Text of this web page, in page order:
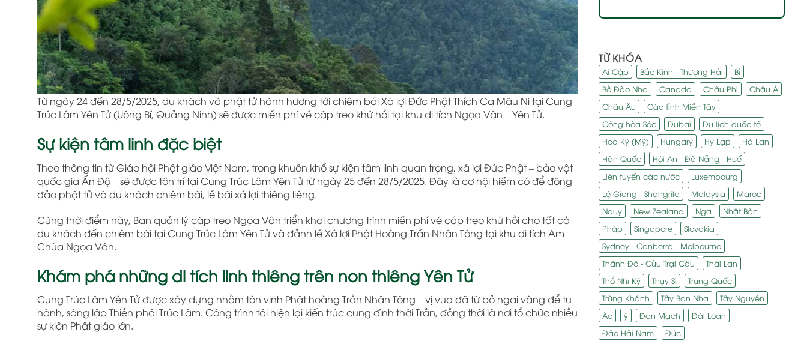
Từ ngày 24 đến 28/5/2025, du khách và phật tử hành hương tới chiêm bái Xá lợi Đức Phật Thích Ca Mâu Ni tại Cung
Trúc Lâm Yên Tử (Uông Bí, Quảng Ninh) sẽ được miễn phí vé cáp treo khứ hồi tại khu di tích Ngọa Vân – Yên Tử.
Sự kiện tâm linh đặc biệt
Theo thông tin từ Giáo hội Phật giáo Việt Nam, trong khuôn khổ sự kiện tâm linh quan trọng, xá lợi Đức Phật – bảo vật
quốc gia Ấn Độ – sẽ được tôn trí tại Cung Trúc Lâm Yên Tử từ ngày 25 đến 28/5/2025. Đây là cơ hội hiếm có để đông
đảo phật tử và du khách chiêm bái, lễ bái xá lợi thiêng liêng.
Cùng thời điểm này, Ban quản lý cáp treo Ngọa Vân triển khai chương trình miễn phí vé cáp treo khứ hồi cho tất cả
du khách đến chiêm bái tại Cung Trúc Lâm Yên Tử và đảnh lễ Xá lợi Phật Hoàng Trần Nhân Tông tại khu di tích Am
Chùa Ngọa Vân.
Khám phá những di tích linh thiêng trên non thiêng Yên Tử
Cung Trúc Lâm Yên Tử được xây dựng nhằm tôn vinh Phật hoàng Trần Nhân Tông – vị vua đã từ bỏ ngai vàng để tu
hành, sáng lập Thiền phái Trúc Lâm. Công trình tái hiện lại kiến trúc cung đình thời Trần, đồng thời là nơi tổ chức nhiều
sự kiện Phật giáo lớn.
TỪ KHÓA
Ai Cập Bắc Kinh - Thượng Hải
Bỉ
Bồ Đào Nha
Canada Châu Phi
Châu Á
Châu Âu
Các tỉnh Miền Tây
Cộng hòa Séc
Dubai
Du lịch quốc tế
Hoa Kỳ (Mỹ)
Hungary Hy Lạp
Hà Lan
Hàn Quốc
Hội An - Đà Nẵng - Huế
Liên tuyến các nước
Luxembourg
Lệ Giang - Shangrila
Malaysia
Maroc
Nauy
New Zealand Nga
Nhật Bản
Pháp
Singapore
Slovakia
Sydney - Canberra - Melbourne
Thành Đô - Cửu Trại Câu
Thái Lan
Thổ Nhĩ Kỳ
Thụy Sĩ
Trung Quốc
Trùng Khánh
Tây Ban Nha
Tây Nguyên
Áo
ý Đan Mạch
Đài Loan
Đảo Hải Nam
Đức